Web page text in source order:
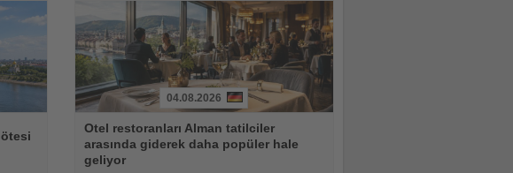
Oku
04.08.2026
Otel restoranları Alman tatilciler
arasında giderek daha popüler hale
geliyor